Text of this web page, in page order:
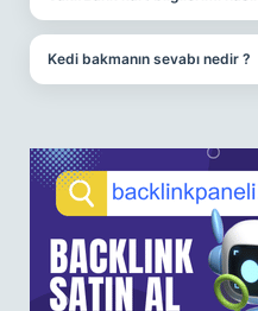
Kedi bakmanın sevabı nedir ?